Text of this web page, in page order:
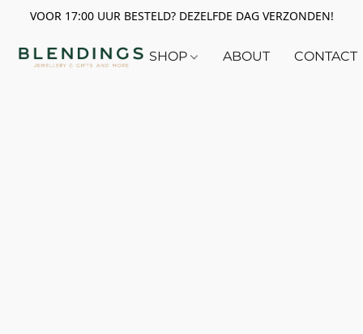
VOOR 17:00 UUR BESTELD? DEZELFDE DAG VERZONDEN!
SHOP ABOUT CONTACT